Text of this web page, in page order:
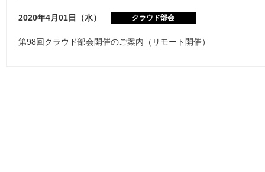
2020年4月01日（水） クラウド部会
第98回クラウド部会開催のご案内（リモート開催）